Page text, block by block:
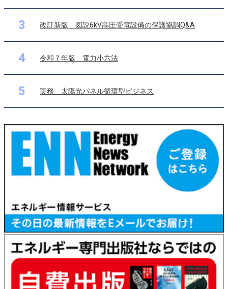
3 改訂新版 図説6kV高圧受電設備の保護協調Q&A
4 令和７年版 電力小六法
5 実務 太陽光パネル循環型ビジネス